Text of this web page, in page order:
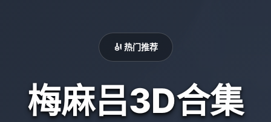
🎻 热门推荐
梅麻吕3D合集